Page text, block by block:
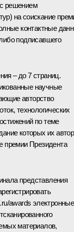
решением
на соискание
контактные
подписавшего
– до 7 страниц.
научные
авторство
технологических
по теме
которых их автор
премии Президента
представления
awards электронные
материалов,